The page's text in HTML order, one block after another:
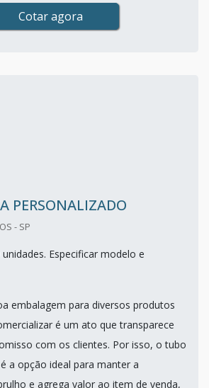
Cotar agora
PERSONALIZADO
- SP
Especificar modelo e
embalagem para diversos produtos
é um ato que transparece
com os clientes. Por isso, o tubo
a opção ideal para manter a
e agrega valor ao item de venda,